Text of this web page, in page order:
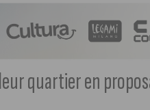
quartier en